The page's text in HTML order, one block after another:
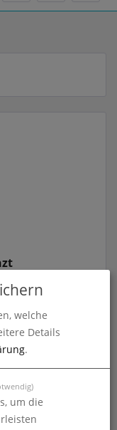
welche
Details
.
um die